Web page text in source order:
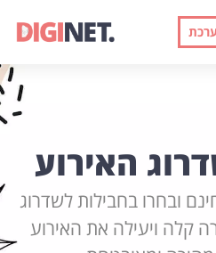
האירוע
ובחרו בחבילות לשדרוג
קלה ויעילה את האירוע